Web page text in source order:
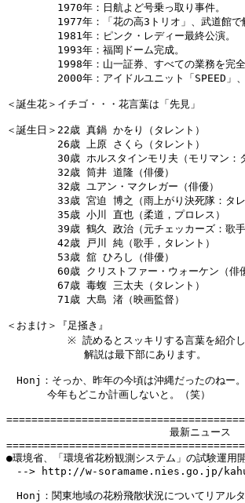
1970年：日航よど号乗っ取り事件。
1977年：「花の高3トリオ」、武道館で解
1981年：ピンク・レディー最終公演。
1993年：福岡ドーム完成。
1998年：山一証券、すべての業務を完全停
2000年：アイドルユニット「SPEED」、
＜誕生花＞イチゴ・・・花言葉は「先見」
＜誕生日＞22歳 真鍋 かをり（タレント）
26歳 上原 さくら（タレント）
30歳 ホルスタインモリ夫（モリマン：タ
32歳 筒井 道隆（俳優）
32歳 ユアン・マクレガー（俳優）
33歳 宮迫 博之（雨上がり決死隊：タレ
35歳 小川 直也（柔道，プロレス）
39歳 鶴久 政治（元チェッカーズ：歌手
42歳 戸川 純（歌手，タレント）
53歳 舘 ひろし（俳優）
60歳 クリストファー・ウォーケン（俳優
67歳 毒蝮 三太夫（タレント）
71歳 大島 渚（映画監督）
＜おまけ＞『足掻き』
※ 読めるとスッキリする言葉を紹介して
解説は最下部にあります。
Honj：そっか、昨年の今頃は沖縄だったのねー。
今年もどこか計画しないと。（笑）
最新ニュース
●環境省、「環境省花粉観測システム」の試験運用
--> http://w-soramame.nies.go.jp/
Honj：関東地域の花粉飛散状況についてリアル